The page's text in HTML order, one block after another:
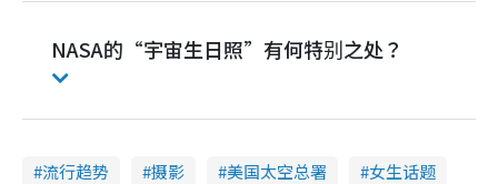
NASA的“宇宙生日照”有何特别之处？
流行趋势 摄影 美国太空总署
女生话题